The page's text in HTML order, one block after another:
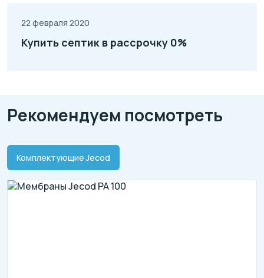
22 февраля 2020
Купить септик в рассрочку 0%
Рекомендуем посмотреть
Комплектующие Jecod